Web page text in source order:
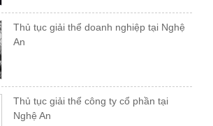
Thủ tục giải thể doanh nghiệp tại Nghệ
An
Thủ tục giải thể công ty cổ phần tại
Nghệ An